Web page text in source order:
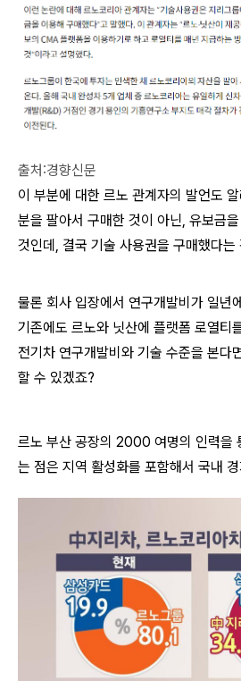
출처:경향신문
이 부분에 대한 르노 관계자의 발언도
분을 팔아서 구매한 것이 아닌, 유보금
것인데, 결국 기술 사용권을 구매했다는
물론 회사 입장에서 연구개발비가 일년
기존에도 르노와 닛산에 플랫폼 로열티
전기차 연구개발비와 기술 수준을 본다
할 수 있겠죠?
르노 부산 공장의 2000 여명의 인력을
는 점은 지역 활성화를 포함해서 국내